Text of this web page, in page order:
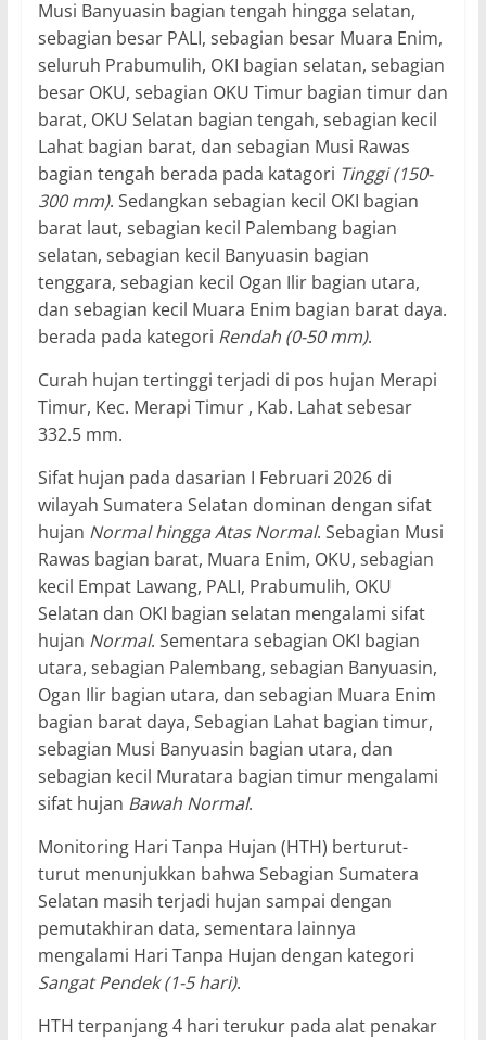
Musi Banyuasin bagian tengah hingga selatan,
sebagian besar PALI, sebagian besar Muara Enim,
seluruh Prabumulih, OKI bagian selatan, sebagian
besar OKU, sebagian OKU Timur bagian timur dan
barat, OKU Selatan bagian tengah, sebagian kecil
Lahat bagian barat, dan sebagian Musi Rawas
bagian tengah berada pada katagori Tinggi (150-
300 mm). Sedangkan sebagian kecil OKI bagian
barat laut, sebagian kecil Palembang bagian
selatan, sebagian kecil Banyuasin bagian
tenggara, sebagian kecil Ogan Ilir bagian utara,
dan sebagian kecil Muara Enim bagian barat daya.
berada pada kategori Rendah (0-50 mm).
Curah hujan tertinggi terjadi di pos hujan Merapi
Timur, Kec. Merapi Timur , Kab. Lahat sebesar
332.5 mm.
Sifat hujan pada dasarian I Februari 2026 di
wilayah Sumatera Selatan dominan dengan sifat
hujan Normal hingga Atas Normal. Sebagian Musi
Rawas bagian barat, Muara Enim, OKU, sebagian
kecil Empat Lawang, PALI, Prabumulih, OKU
Selatan dan OKI bagian selatan mengalami sifat
hujan Normal. Sementara sebagian OKI bagian
utara, sebagian Palembang, sebagian Banyuasin,
Ogan Ilir bagian utara, dan sebagian Muara Enim
bagian barat daya, Sebagian Lahat bagian timur,
sebagian Musi Banyuasin bagian utara, dan
sebagian kecil Muratara bagian timur mengalami
sifat hujan Bawah Normal.
Monitoring Hari Tanpa Hujan (HTH) berturut-
turut menunjukkan bahwa Sebagian Sumatera
Selatan masih terjadi hujan sampai dengan
pemutakhiran data, sementara lainnya
mengalami Hari Tanpa Hujan dengan kategori
Sangat Pendek (1-5 hari).
HTH terpanjang 4 hari terukur pada alat penakar